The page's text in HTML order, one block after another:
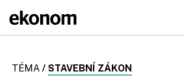
TÉMA / STAVEBNÍ ZÁKON